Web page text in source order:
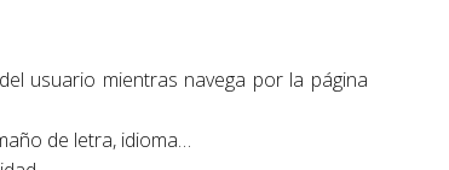
usuario mientras navega por la página
de letra, idioma…